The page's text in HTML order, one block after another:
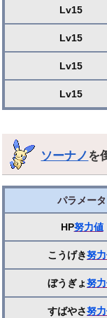
Lv15
Lv15
Lv15
Lv15
ソーナノを
パラメータ
HP努力値
こうげき努
ぼうぎょ努
すばやさ努